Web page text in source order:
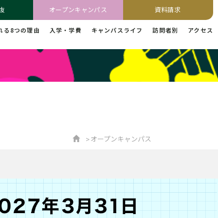
オープンキャンパス 資料請求
る8つの理由 入学・学費 キャンパスライフ 訪問者別 アクセス
オープンキャンパス